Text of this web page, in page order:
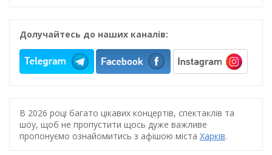
Долучайтесь до наших каналів:
В 2026 році багато цікавих концертів, спектаклів та
шоу, щоб не пропустити щось дуже важливе
пропонуємо ознайомитись з афішою міста Харків.